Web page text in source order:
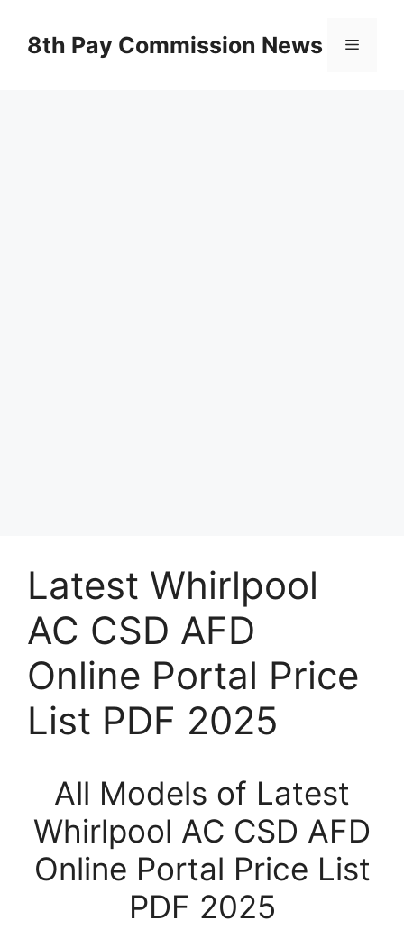
content8th Pay Commission News Menu
Latest Whirlpool
AC CSD AFD
Online Portal Price
List PDF 2025
All Models of Latest
Whirlpool AC CSD AFD
Online Portal Price List
PDF 2025